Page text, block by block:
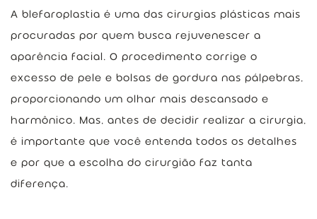
PERGUNTAS FREQUENTES
CONTEÚDO EDUCATIVO
CONTATO
A blefaroplastia é uma das cirurgias plásticas mais
procuradas por quem busca rejuvenescer a
aparência facial. O procedimento corrige o
excesso de pele e bolsas de gordura nas pálpebras,
proporcionando um olhar mais descansado e
harmônico. Mas, antes de decidir realizar a cirurgia,
é importante que você entenda todos os detalhes
e por que a escolha do cirurgião faz tanta
diferença.